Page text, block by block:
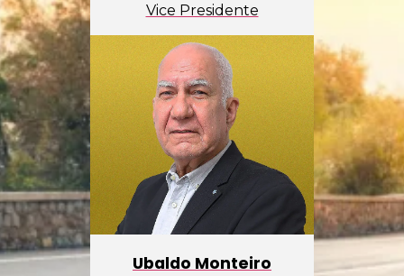
Vice Presidente
Ubaldo Monteiro